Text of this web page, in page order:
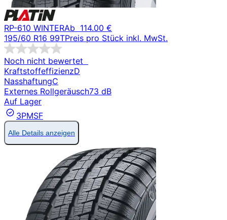
RP-610 WINTERAb 114.00 €
195/60 R16 99TPreis pro Stück inkl. MwSt.
Noch nicht bewertet
KraftstoffeffizienzD
NasshaftungC
Externes Rollgeräusch73 dB
Auf Lager
3PMSF
Alle Details anzeigen